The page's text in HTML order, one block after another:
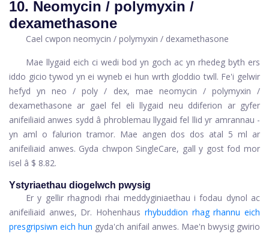
10. Neomycin / polymyxin /
dexamethasone
Cael cwpon neomycin / polymyxin / dexamethasone
Mae llygaid eich ci wedi bod yn goch ac yn rhedeg byth ers
iddo gicio tywod yn ei wyneb ei hun wrth gloddio twll. Fe'i gelwir
hefyd yn neo / poly / dex, mae neomycin / polymyxin /
dexamethasone ar gael fel eli llygaid neu ddiferion ar gyfer
anifeiliaid anwes sydd â phroblemau llygaid fel llid yr amrannau -
yn aml o falurion tramor. Mae angen dos dos atal 5 ml ar
anifeiliaid anwes. Gyda chwpon SingleCare, gall y gost fod mor
isel â $ 8.82.
Ystyriaethau diogelwch pwysig
Er y gellir rhagnodi rhai meddyginiaethau i fodau dynol ac
anifeiliaid anwes, Dr. Hohenhaus rhybuddion rhag rhannu eich
presgripsiwn eich hun gyda'ch anifail anwes. Mae'n bwysig gwirio